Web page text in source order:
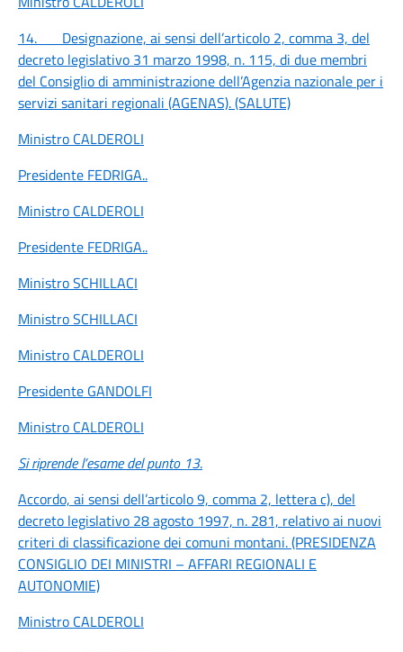
14.
Designazione, ai sensi dell’articolo 2, comma 3, del
decreto legislativo 31 marzo 1998, n. 115, di due membri
del Consiglio di amministrazione dell’Agenzia nazionale per i
servizi sanitari regionali (AGENAS). (SALUTE)
Ministro CALDEROLI
Presidente FEDRIGA..
Ministro CALDEROLI
Presidente FEDRIGA..
Ministro SCHILLACI
Ministro SCHILLACI
Ministro CALDEROLI
Presidente GANDOLFI
Ministro CALDEROLI
Si riprende l’esame del punto 13.
Accordo, ai sensi dell’articolo 9, comma 2, lettera c), del
decreto legislativo 28 agosto 1997, n. 281, relativo ai nuovi
criteri di classificazione dei comuni montani. (PRESIDENZA
CONSIGLIO DEI MINISTRI – AFFARI REGIONALI E
AUTONOMIE)
Ministro CALDEROLI